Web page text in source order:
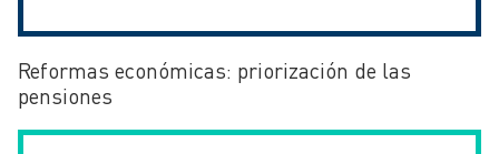
Reformas económicas: priorización de las
pensiones